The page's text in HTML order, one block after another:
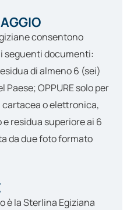
consentono
i seguenti documenti:
di almeno 6 (sei)
Paese; OPPURE solo per
o elettronica,
residua superiore ai 6
da due foto formato
è laSterlina Egiziana